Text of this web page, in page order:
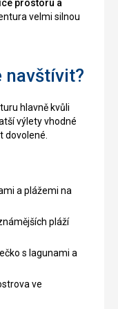
prostoru a
velmi silnou
navštívit?
hlavně kvůli
výlety vhodné
dovolené.
a plážemi na
pláží
s lagunami a
ve